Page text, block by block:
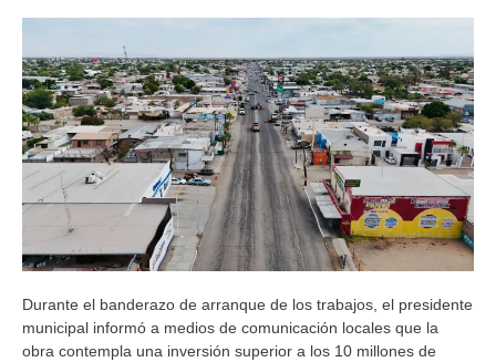
Durante el banderazo de arranque de los trabajos, el presidente
municipal informó a medios de comunicación locales que la
obra contempla una inversión superior a los 10 millones de